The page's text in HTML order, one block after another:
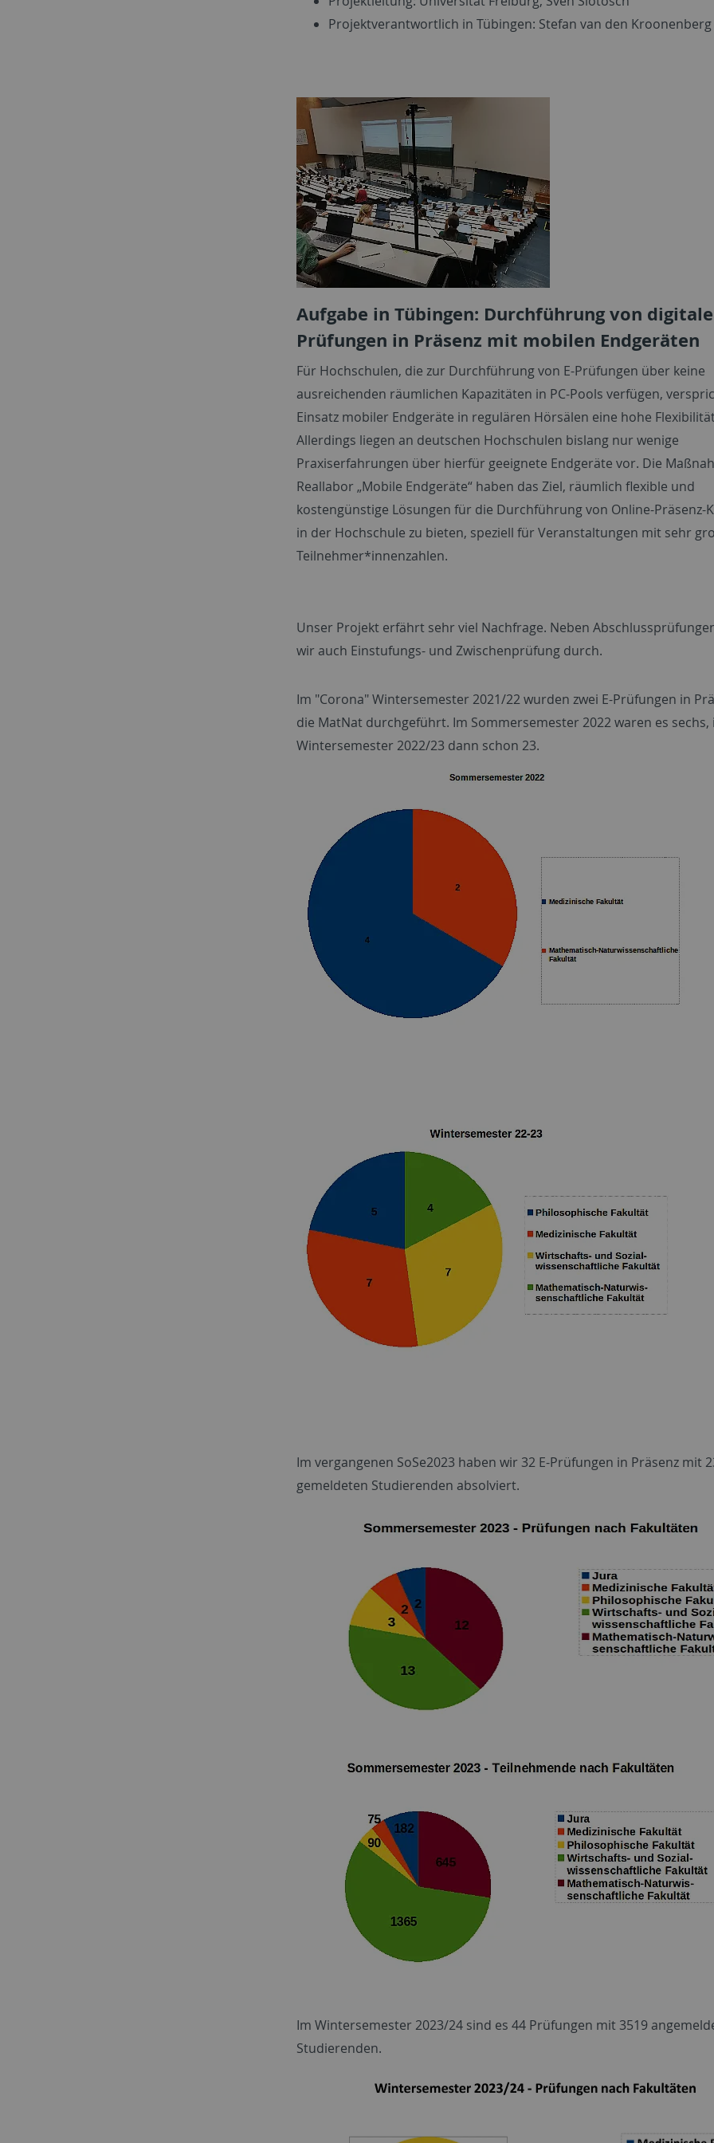
Projektverantwortlich in Tübingen: Stefan van den Kroonenberg
Aufgabe in Tübingen: Durchführung von
Prüfungen in Präsenz mit mobilen Endgeräten
Für Hochschulen, die zur Durchführung von E-Prüfungen über keine
ausreichenden räumlichen Kapazitäten in PC-Pools verfügen,
Einsatz mobiler Endgeräte in regulären Hörsälen eine hohe
Allerdings liegen an deutschen Hochschulen bislang nur wenige
Praxiserfahrungen über hierfür geeignete Endgeräte vor. Die
Reallabor „Mobile Endgeräte“ haben das Ziel, räumlich flexible und
kostengünstige Lösungen für die Durchführung von Online-Präsenz-
in der Hochschule zu bieten, speziell für Veranstaltungen mit sehr
Teilnehmer*innenzahlen.
Unser Projekt erfährt sehr viel Nachfrage. Neben
wir auch Einstufungs- und Zwischenprüfung durch.
Im "Corona" Wintersemester 2021/22 wurden zwei E-Prüfungen in
die MatNat durchgeführt. Im Sommersemester 2022 waren es sechs,
Wintersemester 2022/23 dann schon 23.
Im vergangenen SoSe2023 haben wir 32 E-Prüfungen in Präsenz mit
gemeldeten Studierenden absolviert.
Im Wintersemester 2023/24 sind es 44 Prüfungen mit 3519
Studierenden.